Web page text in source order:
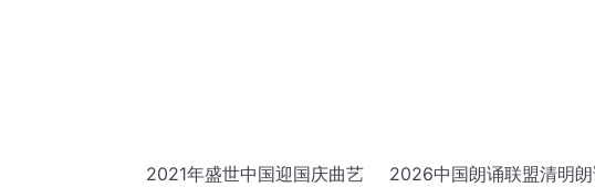
2021年盛世中国迎国庆曲艺
2026中国朗诵联盟清明